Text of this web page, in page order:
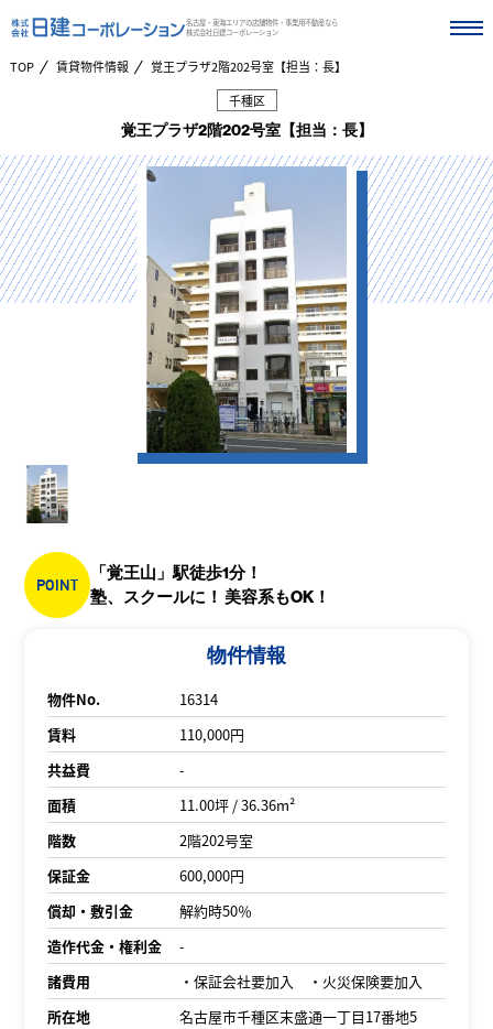
名古屋・東海エリアの店舗物件・事業用不動産なら
株式会社日建コーポレーション
TOP 賃貸物件情報
覚王プラザ2階202号室【担当：長】
千種区
覚王プラザ2階202号室【担当：長】
POINT
「覚王山」駅徒歩1分！
塾、スクールに！ 美容系もOK！
物件情報
物件No.
16314
賃料
110,000円
共益費
-
面積
11.00坪 / 36.36m²
階数
2階202号室
保証金
600,000円
償却・敷引金
解約時50％
造作代金・権利金
-
諸費用
・保証会社要加入 ・火災保険要加入
所在地
名古屋市千種区末盛通一丁目17番地5